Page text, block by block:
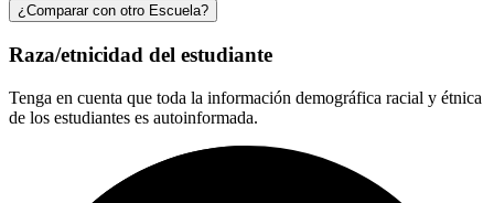
¿Comparar con otro Escuela?
Raza/etnicidad del estudiante
Tenga en cuenta que toda la información demográfica racial y étnica
de los estudiantes es autoinformada.